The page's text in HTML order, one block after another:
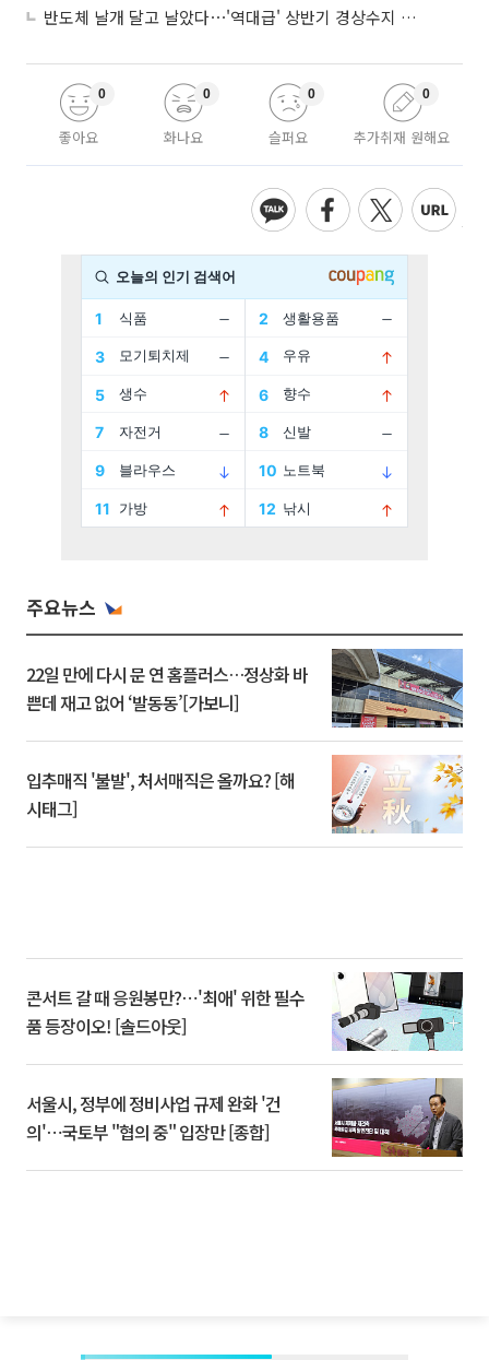
반도체 날개 달고 날았다⋯'역대급' 상반기 경상수지 흑자 2000억달러 육박
좋아요
0
화나요
0
슬퍼요
0
추가취재 원해요
0
주요뉴스
22일 만에 다시 문 연 홈플러스…정상화 바
쁜데 재고 없어 ‘발동동’[가보니]
입추매직 '불발', 처서매직은 올까요? [해
시태그]
콘서트 갈 때 응원봉만?⋯'최애' 위한 필수
품 등장이오! [솔드아웃]
서울시, 정부에 정비사업 규제 완화 '건
의'⋯국토부 "협의 중" 입장만 [종합]